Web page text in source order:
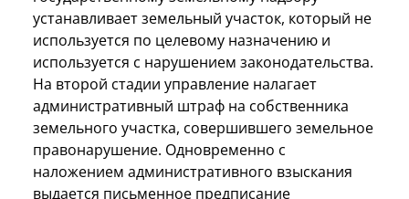
устанавливает земельный участок, который не
используется по целевому назначению и
используется с нарушением законодательства.
На второй стадии управление налагает
административный штраф на собственника
земельного участка, совершившего земельное
правонарушение. Одновременно с
наложением административного взыскания
выдается письменное предписание